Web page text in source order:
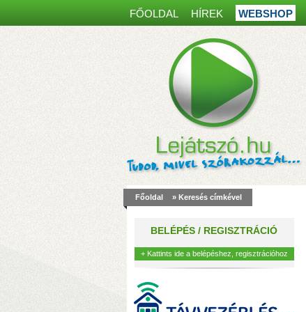
FŐOLDAL HÍREK WEBSHOP
Főoldal » Keresés címkével
BELÉPÉS / REGISZTRÁCIÓ
+ Kattints ide a belépéshez, regisztrációhoz